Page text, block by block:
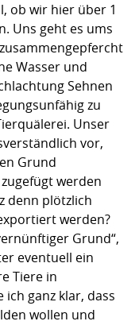
ob wir hier über 1
Uns geht es ums
Wasser und
Sehnen
zu
Unser
vor,
Grund
werden
denn plötzlich
werden?
Grund“,
eventuell ein
Tiere in
ganz klar, dass
wollen und